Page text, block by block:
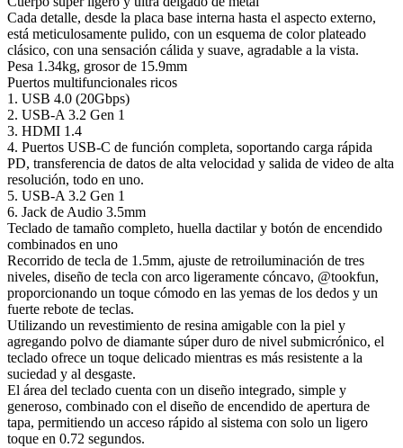
Cada detalle, desde la placa base interna hasta el aspecto externo,
está meticulosamente pulido, con un esquema de color plateado
clásico, con una sensación cálida y suave, agradable a la vista.
Pesa 1.34kg, grosor de 15.9mm
Puertos multifuncionales ricos
1. USB 4.0 (20Gbps)
2. USB-A 3.2 Gen 1
3. HDMI 1.4
4. Puertos USB-C de función completa, soportando carga rápida
PD, transferencia de datos de alta velocidad y salida de video de alta
resolución, todo en uno.
5. USB-A 3.2 Gen 1
6. Jack de Audio 3.5mm
Teclado de tamaño completo, huella dactilar y botón de encendido
combinados en uno
Recorrido de tecla de 1.5mm, ajuste de retroiluminación de tres
niveles, diseño de tecla con arco ligeramente cóncavo, @tookfun,
proporcionando un toque cómodo en las yemas de los dedos y un
fuerte rebote de teclas.
Utilizando un revestimiento de resina amigable con la piel y
agregando polvo de diamante súper duro de nivel submicrónico, el
teclado ofrece un toque delicado mientras es más resistente a la
suciedad y al desgaste.
El área del teclado cuenta con un diseño integrado, simple y
generoso, combinado con el diseño de encendido de apertura de
tapa, permitiendo un acceso rápido al sistema con solo un ligero
toque en 0.72 segundos.